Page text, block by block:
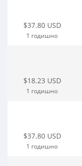
$37.80 USD
1 годишно
$18.23 USD
1 годишно
$37.80 USD
1 годишно